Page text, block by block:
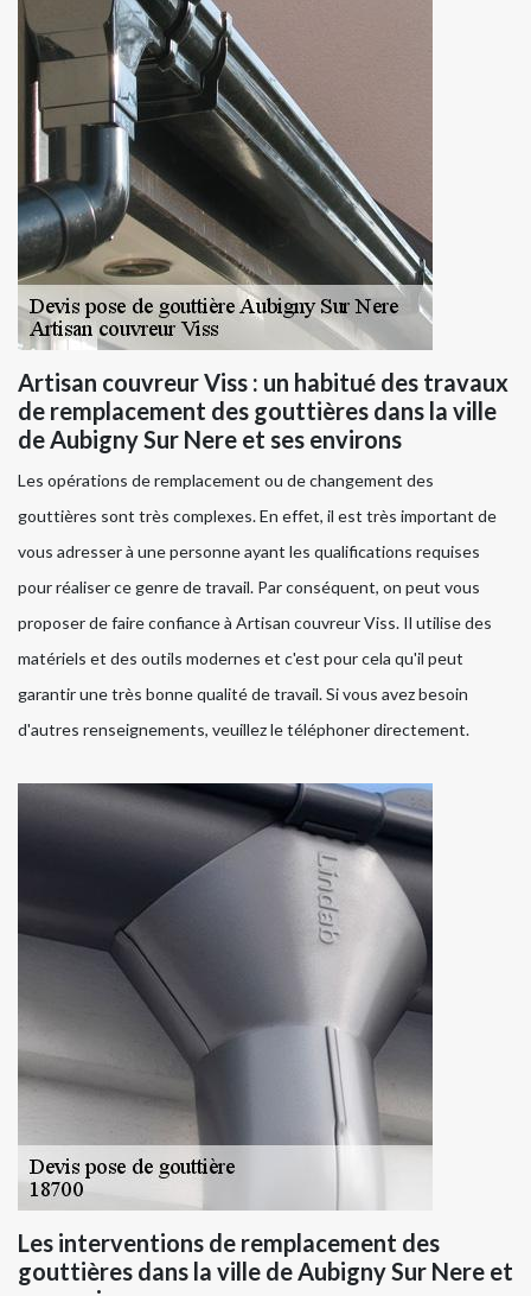
Artisan couvreur Viss : un habitué des travaux
de remplacement des gouttières dans la ville
de Aubigny Sur Nere et ses environs
Les opérations de remplacement ou de changement des
gouttières sont très complexes. En effet, il est très important de
vous adresser à une personne ayant les qualifications requises
pour réaliser ce genre de travail. Par conséquent, on peut vous
proposer de faire confiance à Artisan couvreur Viss. Il utilise des
matériels et des outils modernes et c'est pour cela qu'il peut
garantir une très bonne qualité de travail. Si vous avez besoin
d'autres renseignements, veuillez le téléphoner directement.
Les interventions de remplacement des
gouttières dans la ville de Aubigny Sur Nere et